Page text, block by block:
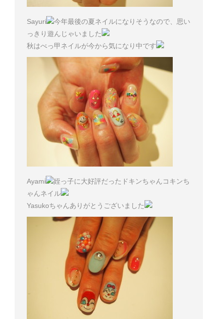
Sayuri
今年最後の夏ネイルになりそうなので、思い
っきり遊んじゃいました
秋はべっ甲ネイルが今から気になり中です
Ayami
姪っ子に大好評だったドキンちゃんコキンち
ゃんネイル
Yasukoちゃんありがとうございました